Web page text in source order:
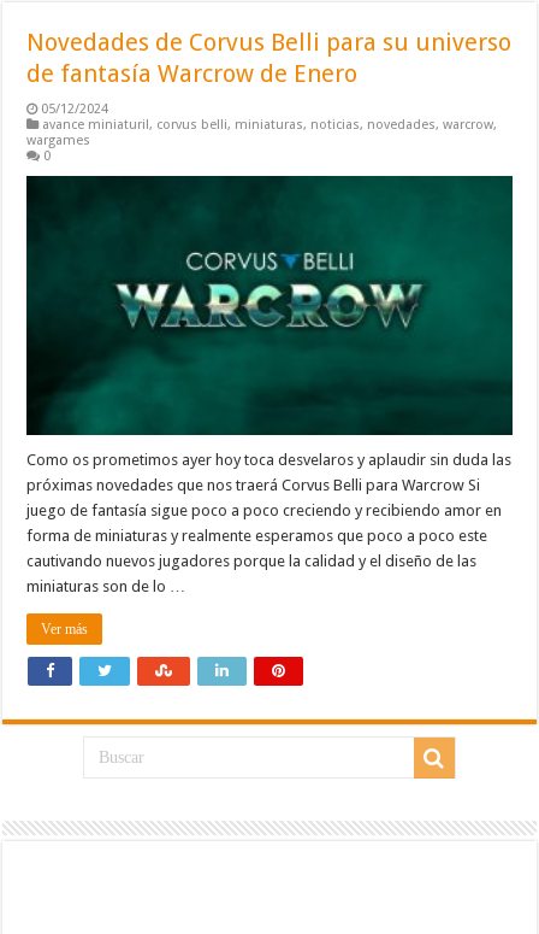
Novedades de Corvus Belli para su universo
de fantasía Warcrow de Enero
05/12/2024
avance miniaturil, corvus belli, miniaturas, noticias, novedades,warcrow,
wargames
0
Como os prometimos ayer hoy toca desvelaros y aplaudir sin duda las
próximas novedades que nos traerá Corvus Belli para Warcrow Si
juego de fantasía sigue poco a poco creciendo y recibiendo amor en
forma de miniaturas y realmente esperamos que poco a poco este
cautivando nuevos jugadores porque la calidad y el diseño de las
miniaturas son de lo …
Ver más